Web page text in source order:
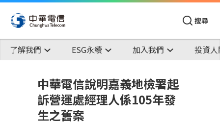
搜尋
了解我們 ESG永續 加入我們 投資
中華電信說明嘉義地檢署起
訴營運處經理人係105年發
生之舊案